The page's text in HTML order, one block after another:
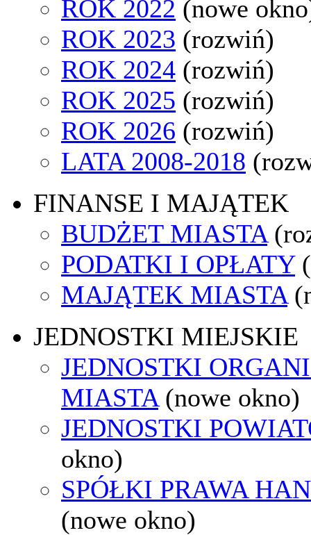
ROK 2022 (nowe
ROK 2023 (rozwiń)
ROK 2024 (rozwiń)
ROK 2025 (rozwiń)
ROK 2026 (rozwiń)
LATA 2008-2018
FINANSE I MAJĄTEK
BUDŻET MIASTA
PODATKI I OPŁATY
MAJĄTEK MIASTA
JEDNOSTKI MIEJSKIE
JEDNOSTKI
MIASTA (nowe okno)
JEDNOSTKI
okno)
SPÓŁKI PRAWA
(nowe okno)